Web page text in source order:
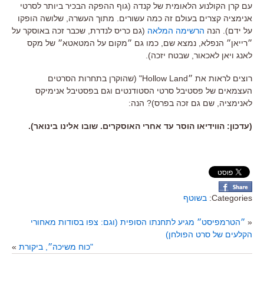
עם קרן הקולנוע הלאומית של קנדה (גוף ההפקה הבכיר ביותר לסרטי
אנימציה קצרים בעולם זה כמה עשורים. מתוך העשרה, שלושה הופקו
על ידם). הנה הרשימה המלאה (גם כריס לנדרת, שכבר זכה באוסקר על
״רייאן״ הנפלא, נמצא שם, כמו גם ״מקום על המטאטא״ של מקס
לאנג ויאן לאכאור, שבטח יזכה).
רוצים לראות את ״Hollow Land" (שהוקרן בתחרות הסרטים
העצמאים של פסטיבל סרטי הסטודנטים וגם בפסטיבל אנימיקס
לאנימציה, שם גם זכה בפרס)? הנה:
(עדכון: הווידיאו הוסר עד אחרי האוסקרים. שובו אלינו בינואר).
Categories: בשוטף
« ״הטרמפיסט״ מגיע לתחנתו הסופית (וגם: צפו בסודות מאחורי
הקלעים של סרט הפולחן)
"כוח משיכה״, ביקורת »